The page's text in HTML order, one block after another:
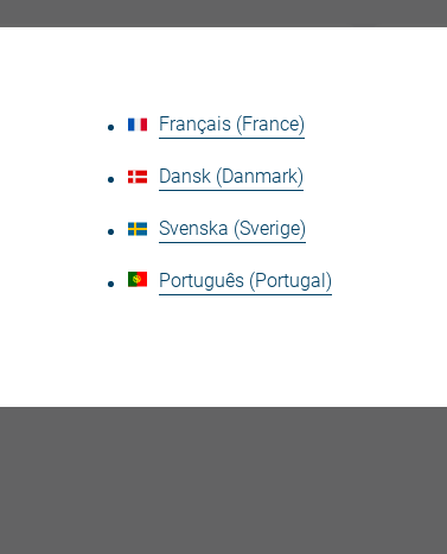
Français (France)
Dansk (Danmark)
Svenska (Sverige)
Português (Portugal)